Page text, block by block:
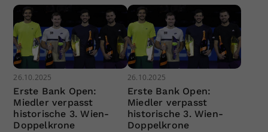
26.10.2025
Erste Bank Open:
Miedler verpasst
historische 3. Wien-
Doppelkrone
26.10.2025
Erste Bank Open:
Miedler verpasst
historische 3. Wien-
Doppelkrone